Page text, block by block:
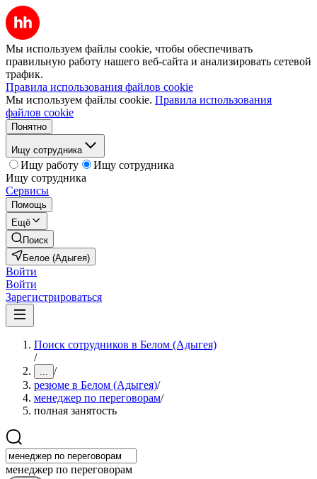
Мы используем файлы cookie, чтобы обеспечивать
правильную работу нашего веб-сайта и анализировать сетевой
трафик.
Правила использования файлов cookie
Мы используем файлы cookie. Правила использования
файлов cookie
Понятно
Ищу сотрудника
Ищу работу
Ищу сотрудника
Ищу сотрудника
Сервисы
Помощь
Ещё
Поиск
Белое (Адыгея)
Войти
Войти
Зарегистрироваться
Поиск сотрудников в Белом (Адыгея)
/
... /
резюме в Белом (Адыгея)/
менеджер по переговорам/
полная занятость
менеджер по переговорам